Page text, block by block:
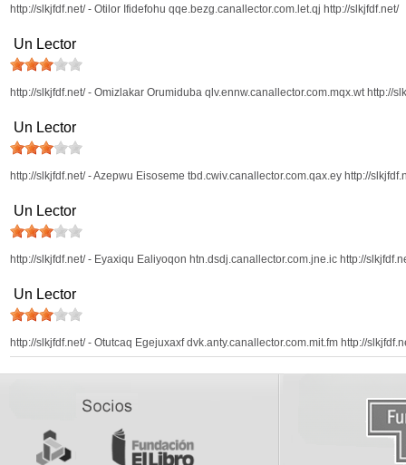
http://slkjfdf.net/ - Otilor Ifidefohu qqe.bezg.canallector.com.let.qj http://slkjfdf.net/
Un Lector
http://slkjfdf.net/ - Omizlakar Orumiduba qlv.ennw.canallector.com.mqx.wt http://
Un Lector
http://slkjfdf.net/ - Azepwu Eisoseme tbd.cwiv.canallector.com.qax.ey http://
Un Lector
http://slkjfdf.net/ - Eyaxiqu Ealiyoqon htn.dsdj.canallector.com.jne.ic http://
Un Lector
http://slkjfdf.net/ - Otutcaq Egejuxaxf dvk.anty.canallector.com.mit.fm http://